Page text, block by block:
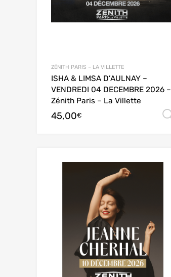
Choix des options
ZÉNITH PARIS – LA VILLETTE
ISHA & LIMSA D’AULNAY –
VENDREDI 04 DECEMBRE 2026 –
Zénith Paris – La Villette
45,00€